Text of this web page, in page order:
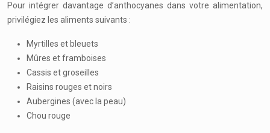
Pour intégrer davantage d’anthocyanes dans votre alimentation,
privilégiez les aliments suivants :
Myrtilles et bleuets
Mûres et framboises
Cassis et groseilles
Raisins rouges et noirs
Aubergines (avec la peau)
Chou rouge